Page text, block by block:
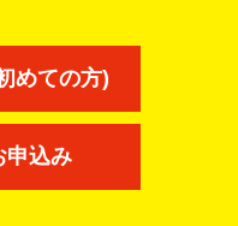
めての方)
申込み